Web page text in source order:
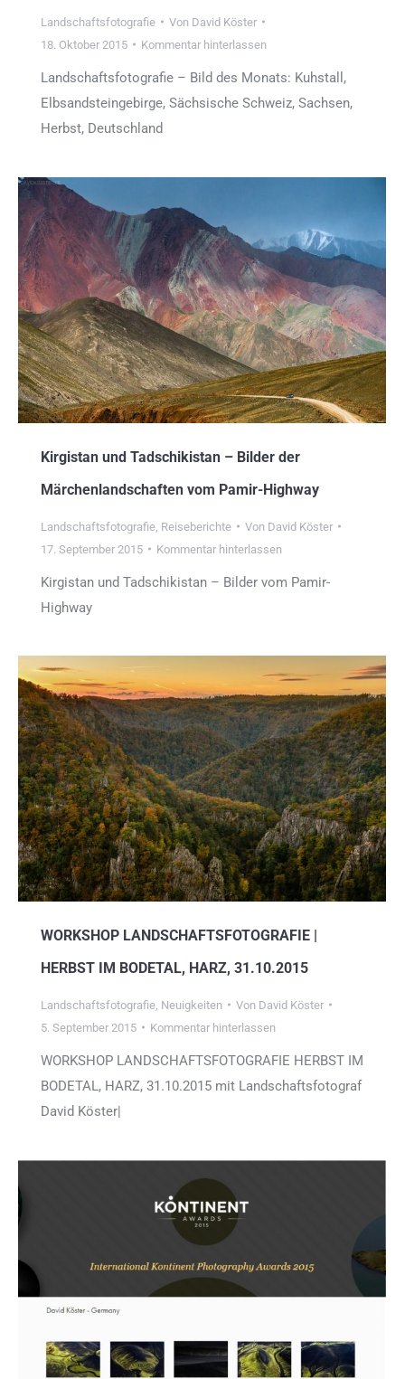
Landschaftsfotografie Von David Köster
18. Oktober 2015
Kommentar hinterlassen
Landschaftsfotografie – Bild des Monats: Kuhstall,
Elbsandsteingebirge, Sächsische Schweiz, Sachsen,
Herbst, Deutschland
Kirgistan und Tadschikistan – Bilder der
Märchenlandschaften vom Pamir-Highway
Landschaftsfotografie Reiseberichte Von David Köster
17. September 2015
Kommentar hinterlassen
Kirgistan und Tadschikistan – Bilder vom Pamir-
Highway
WORKSHOP LANDSCHAFTSFOTOGRAFIE |
HERBST IM BODETAL, HARZ, 31.10.2015
Landschaftsfotografie Neuigkeiten Von David Köster
5. September 2015
Kommentar hinterlassen
WORKSHOP LANDSCHAFTSFOTOGRAFIE HERBST IM
BODETAL, HARZ, 31.10.2015 mit Landschaftsfotograf
David Köster|